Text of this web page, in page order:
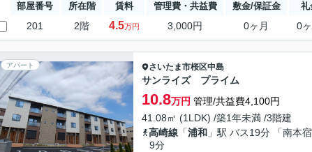
部屋番号 所在階 賃料 管理費・共益費 敷金/保証金 礼
201 2階 4.5万円 3,000円 0ヶ月 0
アパート さいたま市桜区中島
サンライズ プライム
10.8万円 管理/共益費4,100円
41.08㎡ (1LDK) /築1年未満 /3階建
高崎線 「浦和 」駅 バス19分 「南本
9分